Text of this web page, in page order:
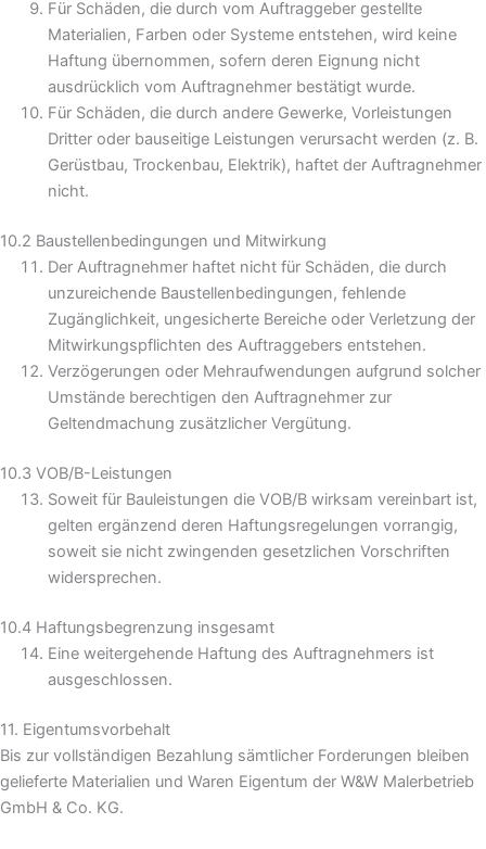
Für Schäden, die durch vom Auftraggeber gestellte
Materialien, Farben oder Systeme entstehen, wird keine
Haftung übernommen, sofern deren Eignung nicht
ausdrücklich vom Auftragnehmer bestätigt wurde.
Für Schäden, die durch andere Gewerke, Vorleistungen
Dritter oder bauseitige Leistungen verursacht werden (z. B.
Gerüstbau, Trockenbau, Elektrik), haftet der Auftragnehmer
nicht.
10.2 Baustellenbedingungen und Mitwirkung
Der Auftragnehmer haftet nicht für Schäden, die durch
unzureichende Baustellenbedingungen, fehlende
Zugänglichkeit, ungesicherte Bereiche oder Verletzung der
Mitwirkungspflichten des Auftraggebers entstehen.
Verzögerungen oder Mehraufwendungen aufgrund solcher
Umstände berechtigen den Auftragnehmer zur
Geltendmachung zusätzlicher Vergütung.
10.3 VOB/B-Leistungen
Soweit für Bauleistungen die VOB/B wirksam vereinbart ist,
gelten ergänzend deren Haftungsregelungen vorrangig,
soweit sie nicht zwingenden gesetzlichen Vorschriften
widersprechen.
10.4 Haftungsbegrenzung insgesamt
Eine weitergehende Haftung des Auftragnehmers ist
ausgeschlossen.
11. Eigentumsvorbehalt
Bis zur vollständigen Bezahlung sämtlicher Forderungen bleiben
gelieferte Materialien und Waren Eigentum der W&W Malerbetrieb
GmbH & Co. KG.